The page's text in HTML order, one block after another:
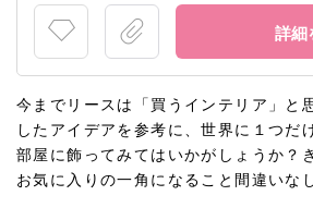
詳細
今までリースは「買うインテリア」と
したアイデアを参考に、世界に１つだ
部屋に飾ってみてはいかがしょうか？
お気に入りの一角になること間違いな